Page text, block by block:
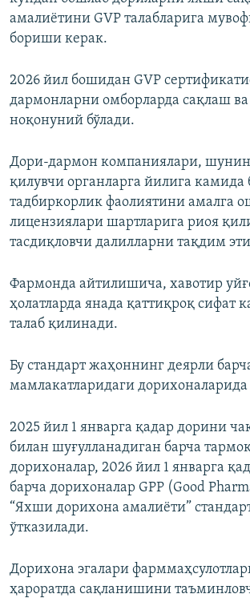
амалиётини GVP талабларига
бориши керак.
2026 йил бошидан GVP
дармонларни омборларда сақлаш
ноқонуний бўлади.
Дори-дармон компаниялари,
қилувчи органларга йилига камида
тадбиркорлик фаолиятини амалга
лицензиялари шартларига риоя
тасдиқловчи далилларни тақдим
Фармонда айтилишича, хавотир
ҳолатларда янада қаттиқроқ сифат
талаб қилинади.
Бу стандарт жаҳоннинг деярли
мамлакатларидаги
2025 йил 1 январга қадар дорини
билан шуғулланадиган барча
дорихоналар, 2026 йил 1 январга
барча дорихоналар GPP (Good
“Яхши дорихона амалиёти”
ўтказилади.
Дорихона эгалари
ҳароратда сақланишини